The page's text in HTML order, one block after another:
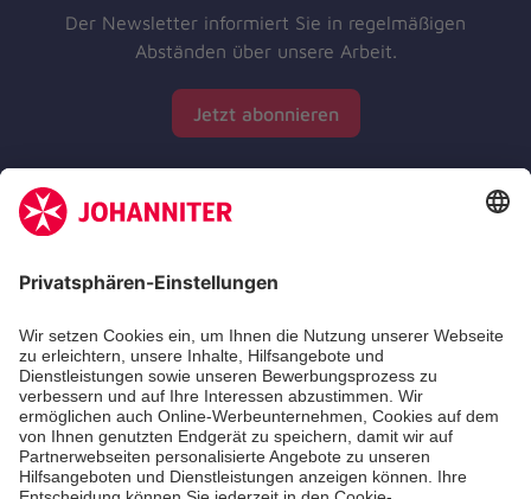
Der Newsletter informiert Sie in regelmäßigen
Abständen über unsere Arbeit.
Jetzt abonnieren
Zertifizierung der Johanniter-Unfall-Hilfe e.V.
Die Johanniter GmbH führt das Spendenzertifikat
des Deutschen Spendenrats e.V.